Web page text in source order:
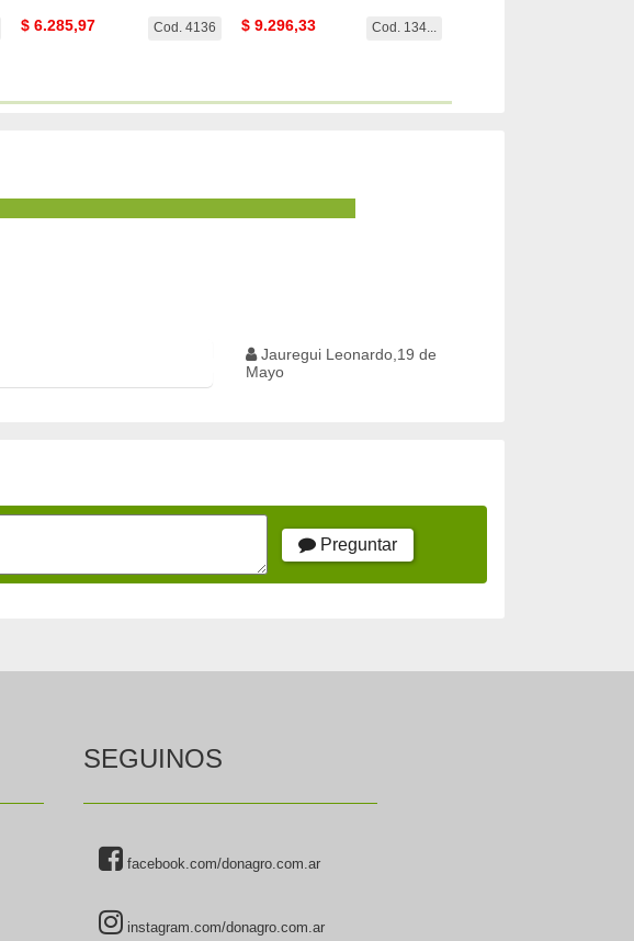
Cod. 4136
$ 6.285,97 Cod. 134...
$ 9.296,33
Jauregui Leonardo,19 de
Mayo
Preguntar
SEGUINOS
facebook.com/donagro.com.ar
instagram.com/donagro.com.ar